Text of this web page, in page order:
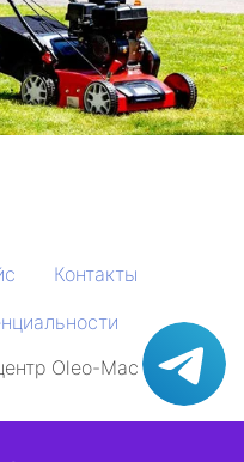
Контакты
Oleo-Mac